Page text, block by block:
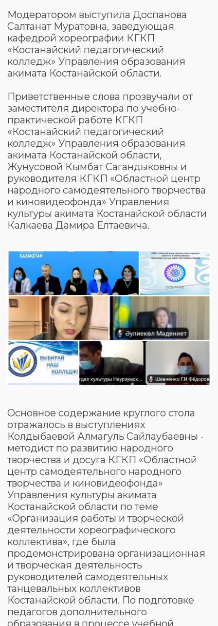
Модератором выступила Доспанова
Салтанат Муратовна, заведующая
кафедрой хореографии КГКП
«Костанайский педагогический
колледж» Управления образования
акимата Костанайской области.
Приветственные слова прозвучали от
заместителя директора по учебно-
практической работе КГКП
«Костанайский педагогический
колледж» Управления образования
акимата Костанайской области,
Жунусовой Кымбат Сагандыковны и
руководителя КГКП «Областной центр
народного самодеятельного творчества
и киновидеофонда» Управления
культуры акимата Костанайской области
Калкаева Дамира Елтаевича.
Основное содержание круглого стола
отражалось в выступлениях
Колдыбаевой Алмагуль Сайлаубаевны -
методист по развитию народного
творчества и досуга КГКП «Областной
центр самодеятельного народного
творчества и киновидеофонда»
Управления культуры акимата
Костанайской области по теме
«Организация работы и творческой
деятельности хореографического
коллектива», где была
продемонстрирована организационная
и творческая деятельность
руководителей самодеятельных
танцевальных коллективов
Костанайской области. По подготовке
педагогов дополнительного
образования в процессе учебной